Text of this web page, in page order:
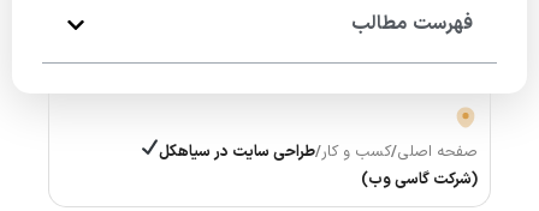
فهرست مطالب
صفحه اصلی/کسب و کار/طراحی سایت در سیاهکل
(شرکت گاسی وب)